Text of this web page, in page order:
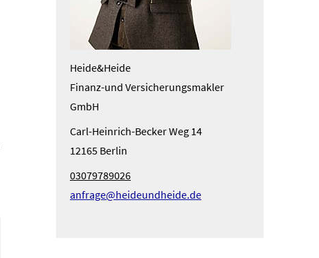
Heide&Heide
Finanz-und Ver­sicherungs­makler
GmbH
Carl-Heinrich-Becker Weg 14
12165 Berlin
03079789026
anfrage@heideundheide.de